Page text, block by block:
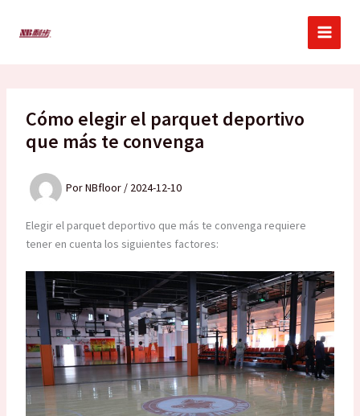
Cómo elegir el parquet deportivo
que más te convenga
PorNBfloor / 2024-12-10
Elegir el parquet deportivo que más te convenga requiere
tener en cuenta los siguientes factores: